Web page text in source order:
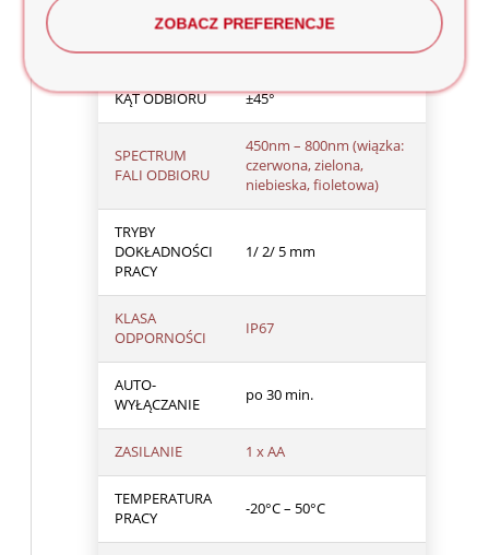
ZAKRES
ODBIORU
KĄT ODBIORU ±45°
SPECTRUM
FALI ODBIORU
450nm – 800nm (wiązka:
czerwona, zielona,
niebieska, fioletowa)
TRYBY
DOKŁADNOŚCI
PRACY
1/ 2/ 5 mm
KLASA
ODPORNOŚCI
IP67
AUTO-
WYŁĄCZANIE
po 30 min.
ZASILANIE 1 x AA
TEMPERATURA
PRACY
-20°C – 50°C
ZOBACZ PREFERENCJE